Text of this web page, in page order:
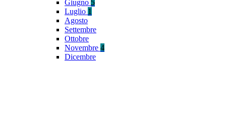
Giugno 5
Luglio 1
Agosto
Settembre
Ottobre
Novembre 4
Dicembre